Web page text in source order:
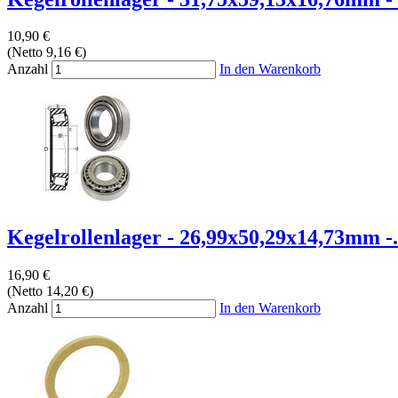
10,90 €
(Netto 9,16 €)
Anzahl
In den Warenkorb
Kegelrollenlager - 26,99x50,29x14,73mm -
16,90 €
(Netto 14,20 €)
Anzahl
In den Warenkorb